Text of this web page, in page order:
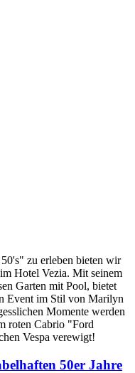
zu erleben bieten wir
Hotel Vezia. Mit seinem
Garten mit Pool, bietet
Event im Stil von Marilyn
Momente werden
roten Cabrio "Ford
Vespa verewigt!
50er Jahre